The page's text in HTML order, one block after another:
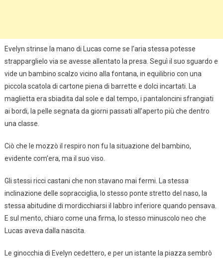
Evelyn strinse la mano di Lucas come se l’aria stessa potesse
strapparglielo via se avesse allentato la presa. Seguì il suo sguardo e
vide un bambino scalzo vicino alla fontana, in equilibrio con una
piccola scatola di cartone piena di barrette e dolci incartati. La
maglietta era sbiadita dal sole e dal tempo, i pantaloncini sfrangiati
ai bordi, la pelle segnata da giorni passati all’aperto più che dentro
una classe.
Ciò che le mozzò il respiro non fu la situazione del bambino,
evidente com’era, ma il suo viso.
Gli stessi ricci castani che non stavano mai fermi. La stessa
inclinazione delle sopracciglia, lo stesso ponte stretto del naso, la
stessa abitudine di mordicchiarsi il labbro inferiore quando pensava.
E sul mento, chiaro come una firma, lo stesso minuscolo neo che
Lucas aveva dalla nascita.
Le ginocchia di Evelyn cedettero, e per un istante la piazza sembrò